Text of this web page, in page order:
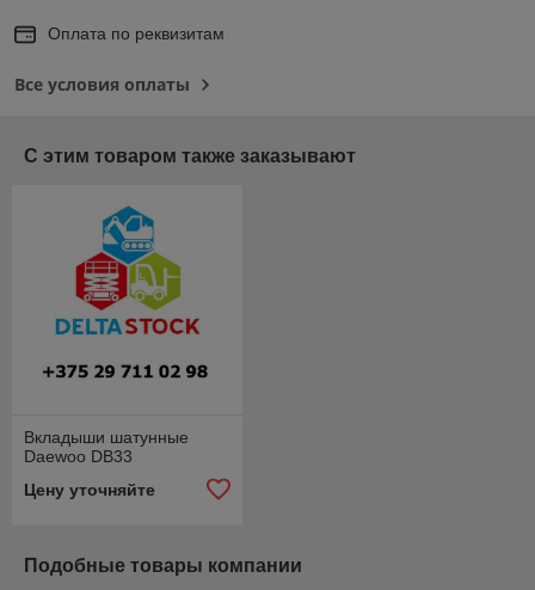
Оплата по реквизитам
Все условия оплаты
С этим товаром также заказывают
Вкладыши шатунные
Daewoo DB33
Цену уточняйте
Подобные товары компании